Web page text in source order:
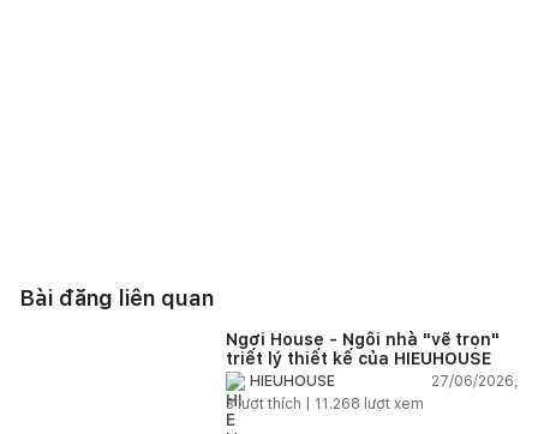
Bài đăng liên quan
Ngơi House - Ngôi nhà "vẽ trọn"
triết lý thiết kế của HIEUHOUSE
HIEUHOUSE
27/06/2026,
3lượt thích | 11.268 lượt xem